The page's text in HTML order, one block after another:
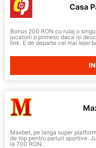
Casa
Bonus 200 RON cu rulaj o
jucatorii o primesc daca isi
link. E de departe cel mai lejer
Maxbet, pe langa super
de top pentru pariuri sportive.
la 700 RON.